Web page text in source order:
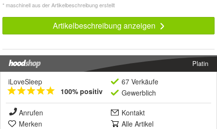
* maschinell aus der Artikelbeschreibung erstellt
Artikelbeschreibung anzeigen
Platin
iLoveSleep
100% positiv
67 Verkäufe
Gewerblich
Anrufen
Kontakt
Merken
Alle Artikel